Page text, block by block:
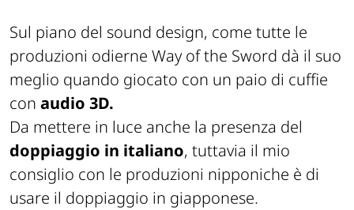
Sul piano del sound design, come tutte le
produzioni odierne Way of the Sword dà il suo
meglio quando giocato con un paio di cuffie
con audio 3D.
Da mettere in luce anche la presenza del
doppiaggio in italiano, tuttavia il mio
consiglio con le produzioni nipponiche è di
usare il doppiaggio in giapponese.